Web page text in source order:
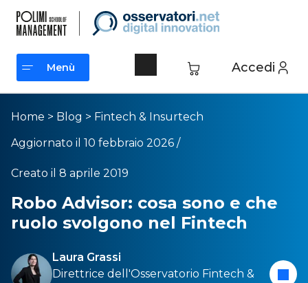
Accedi
Menù
Menù
Home > Blog > Fintech & Insurtech
Aggiornato il 10 febbraio 2026 /
Creato il 8 aprile 2019
Robo Advisor: cosa sono e che
ruolo svolgono nel Fintech
Laura Grassi
Direttrice dell'Osservatorio Fintech &